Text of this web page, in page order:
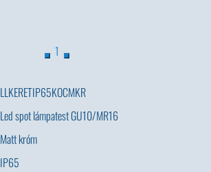
1
LLKERETIP65KOCMKR
Led spot lámpatest GU10/MR16
Matt króm
IP65